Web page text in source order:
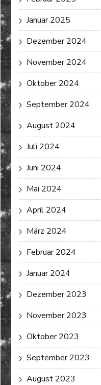
Januar 2025
Dezember 2024
November 2024
Oktober 2024
September 2024
August 2024
Juli 2024
Juni 2024
Mai 2024
April 2024
März 2024
Februar 2024
Januar 2024
Dezember 2023
November 2023
Oktober 2023
September 2023
August 2023